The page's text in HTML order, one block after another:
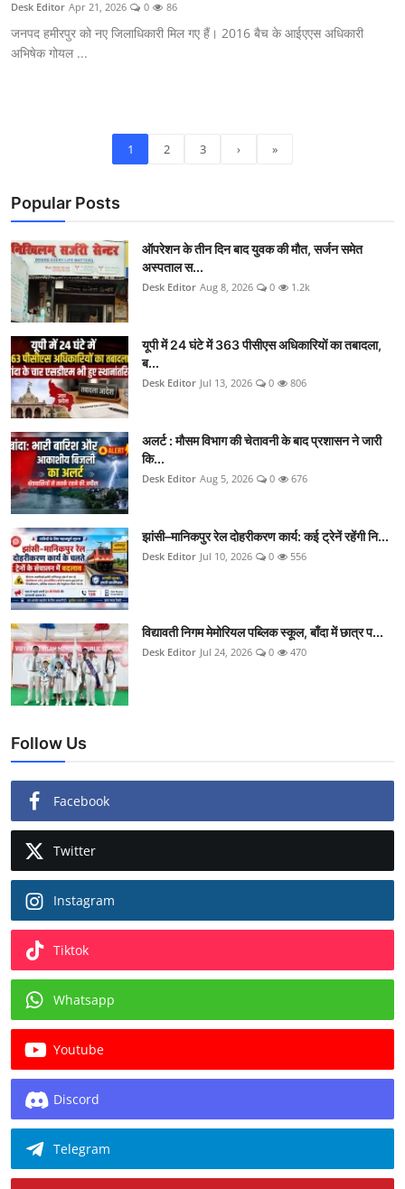
Desk Editor Apr 21, 2026 0 86
जनपद हमीरपुर को नए जिलाधिकारी मिल गए हैं। 2016 बैच के आईएएस अधिकारी
अभिषेक गोयल ...
1 2 3 › »
Popular Posts
ऑपरेशन के तीन दिन बाद युवक की मौत, सर्जन समेत
अस्पताल स...
Desk Editor Aug 8, 2026 0 1.2k
यूपी में 24 घंटे में 363 पीसीएस अधिकारियों का तबादला,
ब...
Desk Editor Jul 13, 2026 0 806
अलर्ट : मौसम विभाग की चेतावनी के बाद प्रशासन ने जारी
कि...
Desk Editor Aug 5, 2026 0 676
झांसी–मानिकपुर रेल दोहरीकरण कार्य: कई ट्रेनें रहेंगी नि...
Desk Editor Jul 10, 2026 0 556
विद्यावती निगम मेमोरियल पब्लिक स्कूल, बाँदा में छात्र प...
Desk Editor Jul 24, 2026 0 470
Follow Us
Facebook
Twitter
Instagram
Tiktok
Whatsapp
Youtube
Discord
Telegram